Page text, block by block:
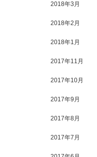
2018年3月
2018年2月
2018年1月
2017年11月
2017年10月
2017年9月
2017年8月
2017年7月